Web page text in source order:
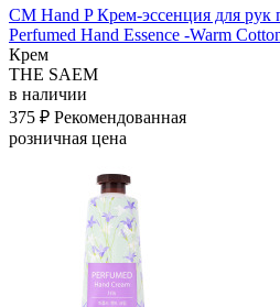
СМ Hand P Крем-эссенция для
Perfumed Hand Essence -Warm
Крем
THE SAEM
в наличии
375 ₽ Рекомендованная
розничная цена